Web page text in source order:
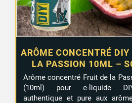
ARÔME CONCENTRÉ DIY
LA PASSION 10ML –
Arôme concentré Fruit de la
(10ml) pour e-liquide
authentique et pure aux